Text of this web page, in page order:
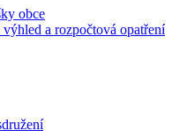
obce
a rozpočtová opatření